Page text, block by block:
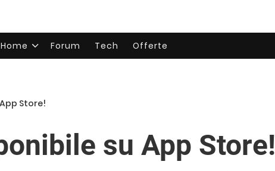
Forum Tech Offerte
Store!
su App Store!